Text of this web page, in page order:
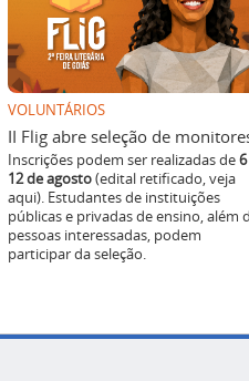
VOLUNTÁRIOS
II Flig abre seleção de
Inscrições podem ser realizadas de
12 de agosto(edital retificado, veja
aqui). Estudantes de instituições
públicas e privadas de ensino, além
pessoas interessadas, podem
participar da seleção.